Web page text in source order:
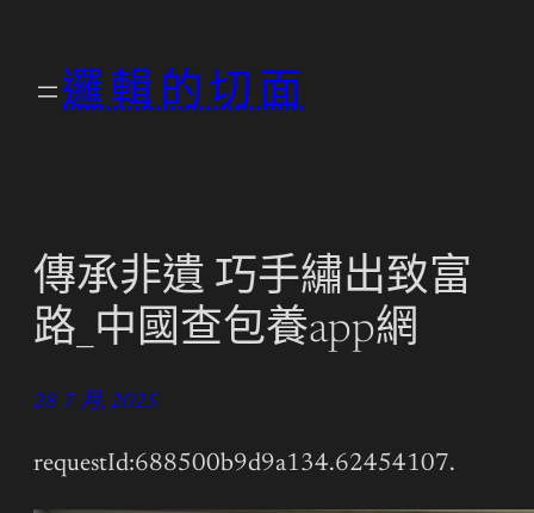
邏輯的切面
傳承非遺 巧手繡出致富
路_中國查包養app網
28 7 月, 2025
requestId:688500b9d9a134.62454107.